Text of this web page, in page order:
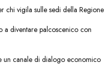
chi vigila sulle sedi della Regione
a diventare palcoscenico con
un canale di dialogo economico